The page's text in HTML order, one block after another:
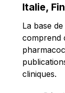
Italie,
La base
comprend
cliniques.